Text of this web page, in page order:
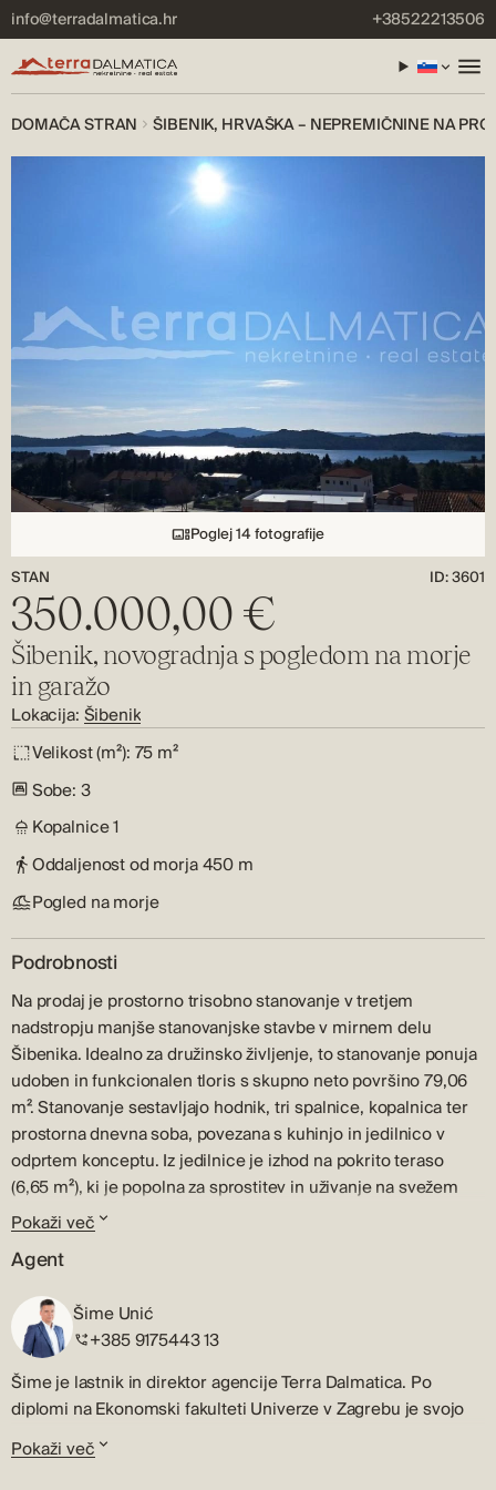
info@terradalmatica.hr +38522213506
DOMAČA STRAN ŠIBENIK, HRVAŠKA – NEPREMIČNINE NA
Poglej 14 fotografije
STAN
ID: 3601
350.000,00 €
Šibenik, novogradnja s pogledom na morje
in garažo
Lokacija: Šibenik
Velikost (m²): 75 m²
Sobe: 3
Kopalnice1
Oddaljenost od morja450 m
Pogled na morje
Podrobnosti
Na prodaj je prostorno trisobno stanovanje v tretjem
nadstropju manjše stanovanjske stavbe v mirnem delu
Šibenika. Idealno za družinsko življenje, to stanovanje ponuja
udoben in funkcionalen tloris s skupno neto površino 79,06
m². Stanovanje sestavljajo hodnik, tri spalnice, kopalnica ter
prostorna dnevna soba, povezana s kuhinjo in jedilnico v
odprtem konceptu. Iz jedilnice je izhod na pokrito teraso
(6,65 m²), ki je popolna za sprostitev in uživanje na svežem
zraku. Stanovanje je opremljeno z električnim talnim
ogrevanjem v vseh prostorih, vsaka spalnica pa ima svojo
klimatsko napravo, ki zagotavlja prijetno temperaturo skozi
vse leto. Stanovanju pripadata tudi shrambo (2,78 m²) in
parkirno mesto (7,50 m²), kar dodatno pripomore k udobju
vsakodnevnega življenja. Skupna neto uporabna površina
(NUP) znaša 89,34 m². Stanovanje se nahaja v mirni ulici,
stran od prometnih cest, kar zagotavlja tiho in udobno okolje.
Hkrati so v bližini vse pomembne storitve – trgovine, šole,
restavracije in javni prevoz. Šibenik je mesto z bogato
Pokaži več
Agent
Šime Unić
+385 9175443 13
Šime je lastnik in direktor agencije Terra Dalmatica. Po
diplomi na Ekonomski fakulteti Univerze v Zagrebu je svojo
profesionalno kariero v nepremičninah začel v rodnem
Šibeniku.
Pokaži več